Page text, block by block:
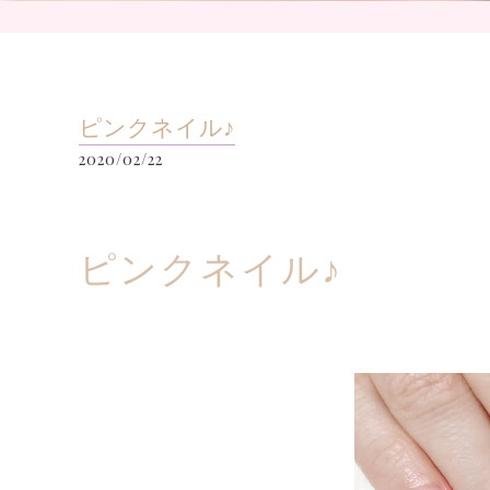
ピンクネイル♪
2020/02/22
ピンクネイル♪